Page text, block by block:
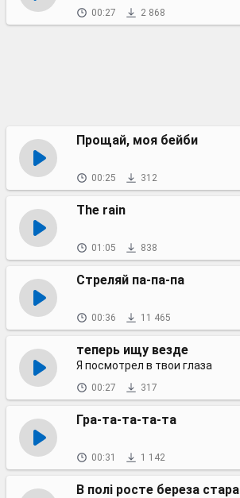
00:27 2 868
Прощай, моя бейби
00:25 312
The rain
01:05 838
Стреляй па-па-па
00:36 11 465
теперь ищу везде
Я посмотрел в твои глаза
00:27 317
Гра-та-та-та-та
00:31 1 142
В полі росте береза стара